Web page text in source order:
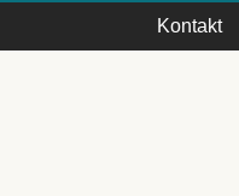
Kontakt